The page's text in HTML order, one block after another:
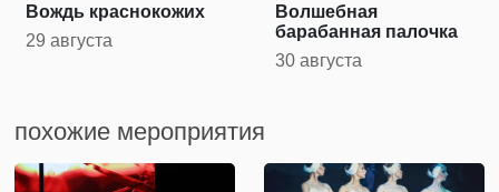
Вождь краснокожих
29 августа
Волшебная
барабанная палочка
30 августа
похожие мероприятия